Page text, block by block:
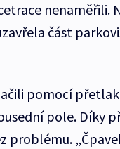
nenaměřili.
část
pomocí
pole. Díky